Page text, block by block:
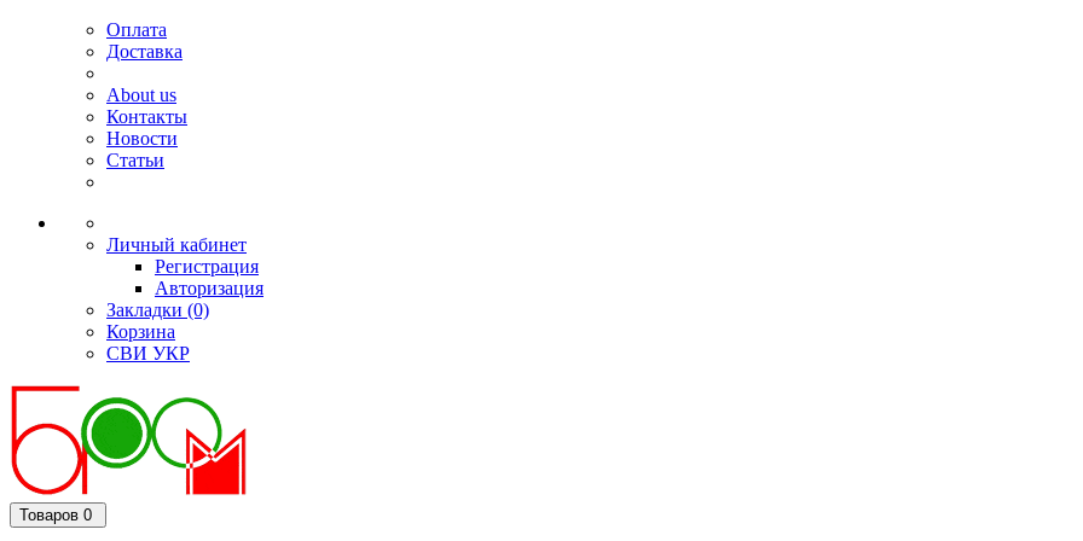
Оплата
Доставка
About us
Контакты
Новости
Статьи
Личный кабинет
Регистрация
Авторизация
Закладки (0)
Корзина
СВИ УКР
Товаров 0